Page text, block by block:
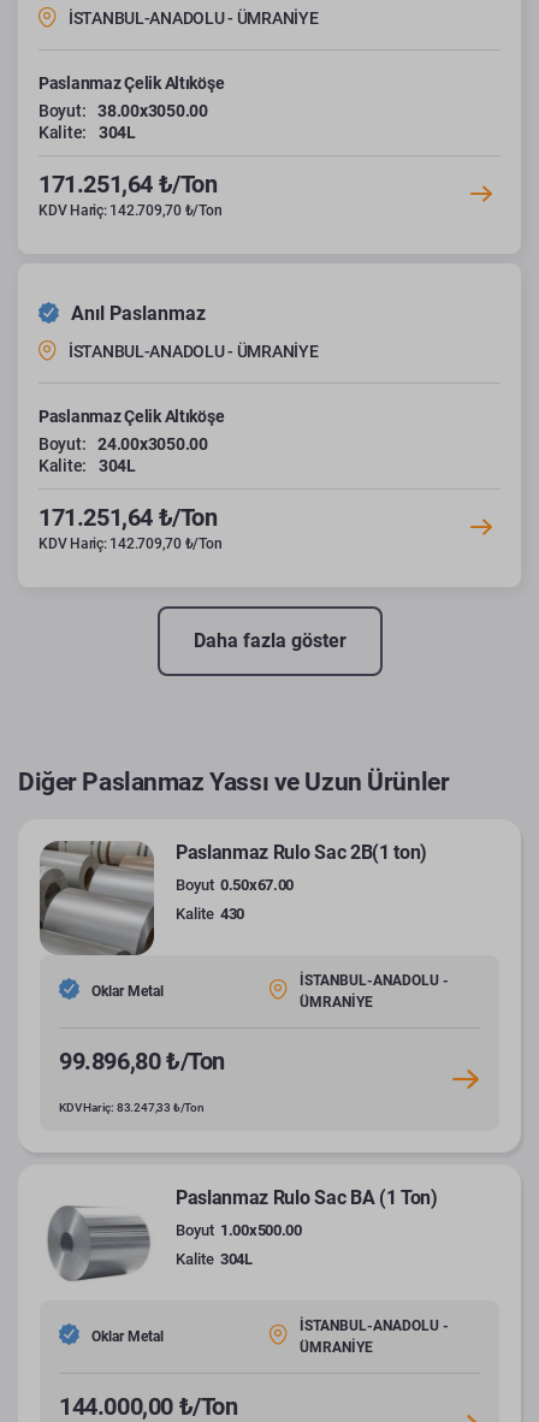
İSTANBUL-ANADOLU - ÜMRANİYE
Paslanmaz Çelik Altıköşe
Boyut:
38.00x3050.00
Kalite:
304L
171.251,64 ₺/Ton
KDV Hariç: 142.709,70 ₺/Ton
Anıl Paslanmaz
İSTANBUL-ANADOLU - ÜMRANİYE
Paslanmaz Çelik Altıköşe
Boyut:
24.00x3050.00
Kalite:
304L
171.251,64 ₺/Ton
KDV Hariç: 142.709,70 ₺/Ton
Daha fazla göster
Diğer Paslanmaz Yassı ve Uzun Ürünler
Paslanmaz Rulo Sac 2B(1 ton)
Boyut 0.50x67.00
Kalite 430
Oklar Metal
İSTANBUL-ANADOLU -
ÜMRANİYE
99.896,80 ₺/Ton
KDV Hariç: 83.247,33 ₺/Ton
Paslanmaz Rulo Sac BA (1 Ton)
Boyut 1.00x500.00
Kalite 304L
Oklar Metal
İSTANBUL-ANADOLU -
ÜMRANİYE
144.000,00 ₺/Ton